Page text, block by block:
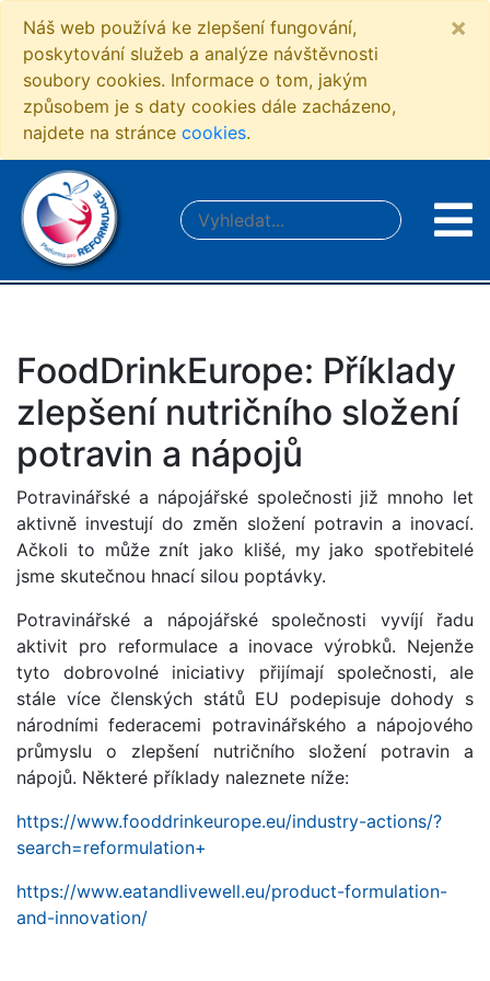
Náš web používá ke zlepšení fungování,
poskytování služeb a analýze návštěvnosti
soubory cookies. Informace o tom, jakým
způsobem je s daty cookies dále zacházeno,
najdete na stránce cookies.
×
FoodDrinkEurope: Příklady
zlepšení nutričního složení
potravin a nápojů
Potravinářské a nápojářské společnosti již mnoho let
aktivně investují do změn složení potravin a inovací.
Ačkoli to může znít jako klišé, my jako spotřebitelé
jsme skutečnou hnací silou poptávky.
Potravinářské a nápojářské společnosti vyvíjí řadu
aktivit pro reformulace a inovace výrobků. Nejenže
tyto dobrovolné iniciativy přijímají společnosti, ale
stále více členských států EU podepisuje dohody s
národními federacemi potravinářského a nápojového
průmyslu o zlepšení nutričního složení potravin a
nápojů. Některé příklady naleznete níže:
https://www.fooddrinkeurope.eu/industry-actions/?
search=reformulation+
https://www.eatandlivewell.eu/product-formulation-
and-innovation/